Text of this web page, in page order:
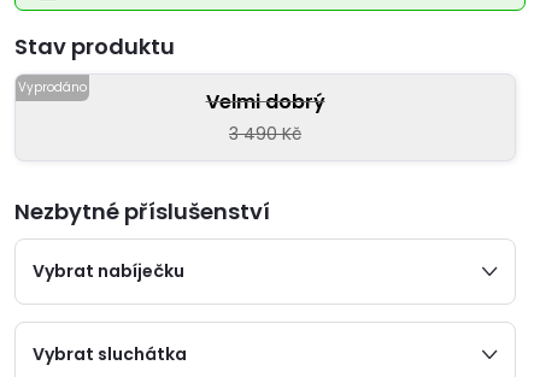
Velmi dobrý
3 490 Kč
Nezbytné příslušenství
Vybrat nabíječku
Vybrat sluchátka